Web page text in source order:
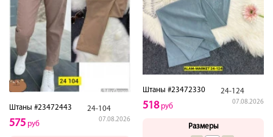
Штаны #23472443 24-104
07.08.2026
575 руб
Штаны #23472330 24-124
07.08.2026
518руб
Размеры